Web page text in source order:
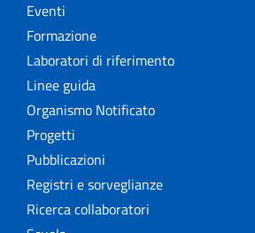
Eventi
Formazione
Laboratori di riferimento
Linee guida
Organismo Notificato
Progetti
Pubblicazioni
Registri e sorveglianze
Ricerca collaboratori